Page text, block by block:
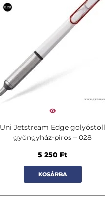
Uni Jetstream Edge golyóstoll
gyöngyház-piros – 028
5 250 Ft
KOSÁRBA